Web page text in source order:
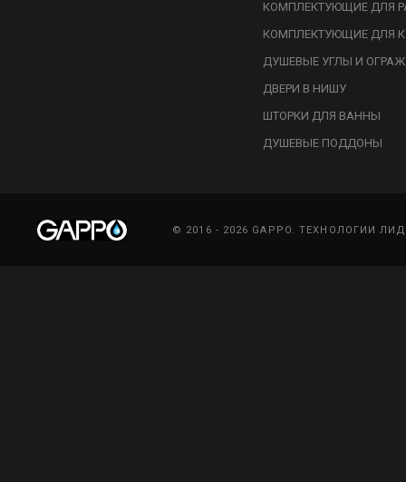
КОМПЛЕКТУЮЩИЕ ДЛЯ
КОМПЛЕКТУЮЩИЕ ДЛЯ
ДУШЕВЫЕ УГЛЫ И
ДВЕРИ В НИШУ
ШТОРКИ ДЛЯ ВАННЫ
ДУШЕВЫЕ ПОДДОНЫ
© 2016 - 2026 GAPPO. ТЕХНОЛОГИИ